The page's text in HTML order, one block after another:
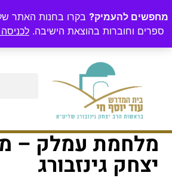
מחפשים להעמיק? בקרו בחנות האתר
ספרים וחוברות בהוצאת הישיבה.
מלחמת עמלק –
יצחק גינזבורג